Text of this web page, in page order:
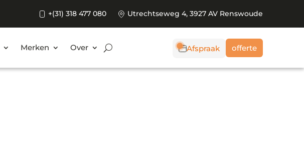
+(31) 318 477 080 Utrechtseweg 4, 3927 AV Renswoude
Merken Over Afspraak offerte